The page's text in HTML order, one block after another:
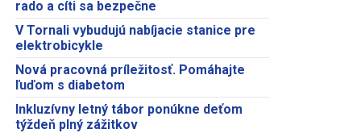
rado a cíti sa bezpečne
V Tornali vybudujú nabíjacie stanice pre
elektrobicykle
Nová pracovná príležitosť. Pomáhajte
ľuďom s diabetom
Inkluzívny letný tábor ponúkne deťom
týždeň plný zážitkov